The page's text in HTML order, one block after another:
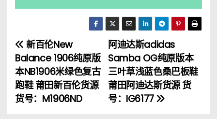
文
章
导
航
阿迪达斯adidas
Samba OG纯原版本
三叶草浅蓝色桑巴板鞋
莆田阿迪达斯货源 货
号：IG6177
新百伦New
Balance 1906纯原版
本NB1906米绿色复古
跑鞋 莆田新百伦货源
货号：M1906ND